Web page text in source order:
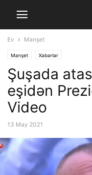
Ev Manşet
Manşet Xəbərlər
Şuşada
eşidən
Video
13 May 2021